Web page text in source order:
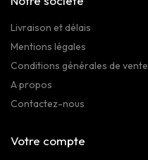
Livraison et délais
Mentions légales
Conditions générales de vente
A propos
Contactez-nous
Votre compte